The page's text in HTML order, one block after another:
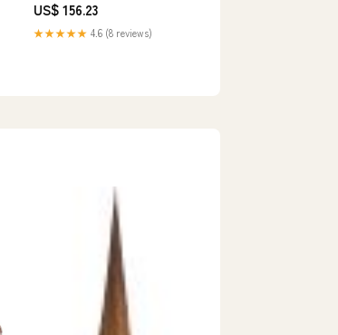
US$ 156.23
★★★★★ 4.6 (8 reviews)